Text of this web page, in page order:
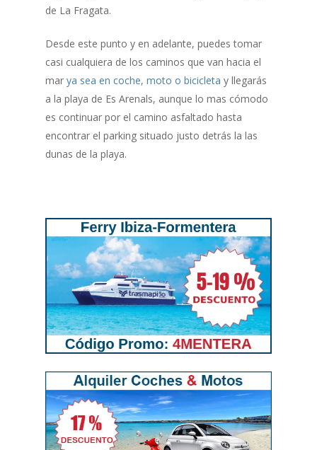
de La Fragata.
Desde este punto y en adelante, puedes tomar
casi cualquiera de los caminos que van hacia el
marya sea en coche, moto o bicicleta y llegarás
a la playa de Es Arenals, aunque lo mas cómodo
es continuar por el camino asfaltado hasta
encontrar el parking situado justo detrás la las
dunas de la playa.